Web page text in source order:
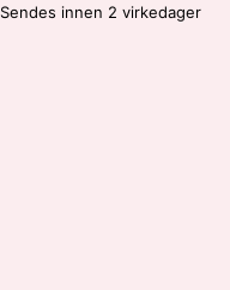
Sendes innen 2 virkedager